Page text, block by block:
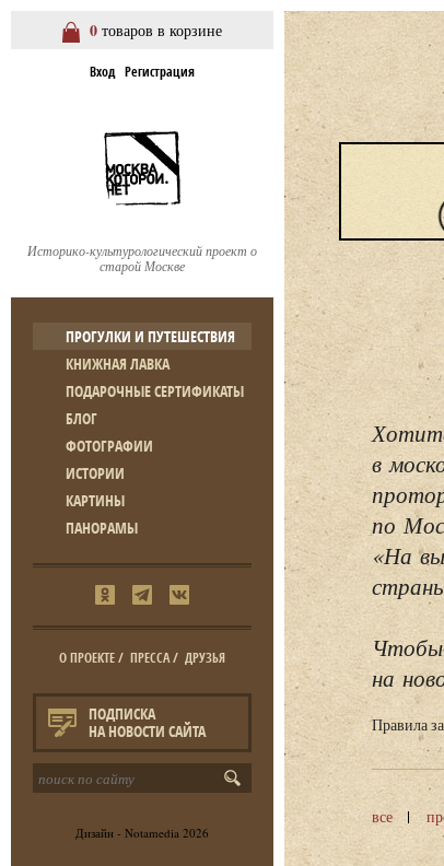
0 товаров в корзине
Вход Регистрация
Историко-культурологический проект о
старой Москве
ПРОГУЛКИ И ПУТЕШЕСТВИЯ
КНИЖНАЯ ЛАВКА
ПОДАРОЧНЫЕ СЕРТИФИКАТЫ
БЛОГ
ФОТОГРАФИИ
ИСТОРИИ
КАРТИНЫ
ПАНОРАМЫ
О ПРОЕКТЕ/ ПРЕССА/ ДРУЗЬЯ
ПОДПИСКА
НА НОВОСТИ САЙТА
Дизайн - Notamedia 2026
в
по
«На
Чтобы
на
Правила
все